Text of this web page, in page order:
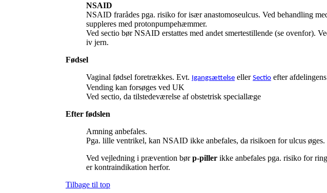
NSAID
NSAID frarådes pga. risiko for især anastomoseulcus. Ved behandling
suppleres med protonpumpehæmmer.
Ved sectio bør NSAID erstattes med andet smertestillende (se ovenfor).
iv jern.
Fødsel
Vaginal fødsel foretrækkes. Evt. Igangsættelse eller Sectio efter
Vending kan forsøges ved UK
Ved sectio, da tilstedeværelse af obstetrisk speciallæge
Efter fødslen
Amning anbefales.
Pga. lille ventrikel, kan NSAID ikke anbefales, da risikoen for ulcus øges.
Ved vejledning i prævention børp-piller ikke anbefales pga. risiko for
er kontraindikation herfor.
Tilbage til top